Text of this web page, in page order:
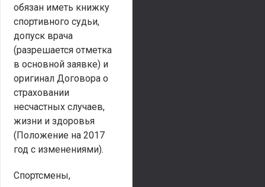
обязан иметь книжку
спортивного судьи,
допуск врача
(разрешается отметка
в основной заявке) и
оригинал Договора о
страховании
несчастных случаев,
жизни и здоровья
(Положение на 2017
год с изменениями).
Спортсмены,